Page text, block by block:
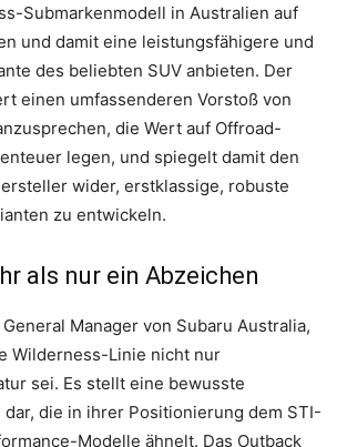
Submarkenmodell in Australien auf
und damit eine leistungsfähigere und
des beliebten SUV anbieten. Der
einen umfassenderen Vorstoß von
die Wert auf Offroad-
legen, und spiegelt damit den
wider, erstklassige, robuste
zu entwickeln.
als nur ein Abzeichen
Manager von Subaru Australia,
Wilderness-Linie nicht nur
sei. Es stellt eine bewusste
die in ihrer Positionierung dem STI-
Modelle ähnelt. Das Outback